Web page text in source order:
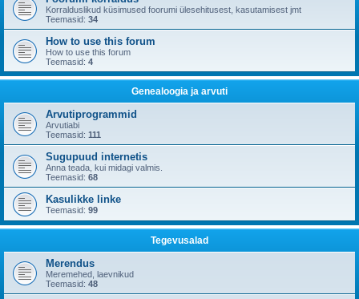
Korralduslikud küsimused foorumi ülesehitusest, kasutamisest jmt
Teemasid: 34
How to use this forum
How to use this forum
Teemasid: 4
Genealoogia ja arvuti
Arvutiprogrammid
Arvutiabi
Teemasid: 111
Sugupuud internetis
Anna teada, kui midagi valmis.
Teemasid: 68
Kasulikke linke
Teemasid: 99
Tegevusalad
Merendus
Meremehed, laevnikud
Teemasid: 48